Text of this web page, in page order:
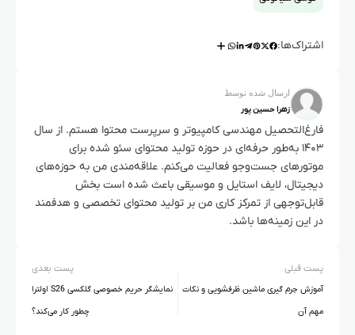
غیررسمی است.
اشتراک‌ها:
ارسال شده توسط
زهرا حسین پور
فارغ‌التحصیل مهندسی کامپیوتر و سرپرست محتوا هستم. از سال
۱۴۰۳ به‌طور حرفه‌ای در حوزه تولید محتوای سئو شده برای
موتورهای جست‌وجو فعالیت می‌کنم. علاقه‌مندی من به حوزه‌های
دیجیتال، لایف استایل و موسیقی باعث شده است بخش
قابل‌توجهی از تمرکز کاری من بر تولید محتوای تخصصی و هدفمند
در این زمینه‌ها باشد.
پست قبلی
آموزش جرم گیری ماشین ظرفشویی و نکات
مهم آن
پست بعدی
نمایشگر حریم خصوصی گلکسی S26 اولترا
چطور کار می‌کند؟